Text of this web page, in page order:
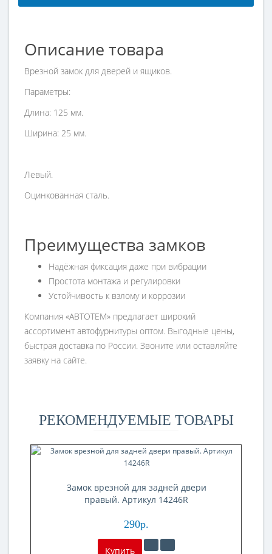
Описание товара
Врезной замок для дверей и ящиков.
Параметры:
Длина: 125 мм.
Ширина: 25 мм.
Левый.
Оцинкованная сталь.
Преимущества замков
Надёжная фиксация даже при вибрации
Простота монтажа и регулировки
Устойчивость к взлому и коррозии
Компания «АВТОТЕМ» предлагает широкий
ассортимент автофурнитуры оптом. Выгодные цены,
быстрая доставка по России. Звоните или оставляйте
заявку на сайте.
РЕКОМЕНДУЕМЫЕ ТОВАРЫ
Замок врезной для задней двери
правый. Артикул 14246R
290р.
Купить